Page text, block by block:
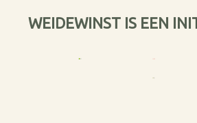
WEIDEWINST IS EEN